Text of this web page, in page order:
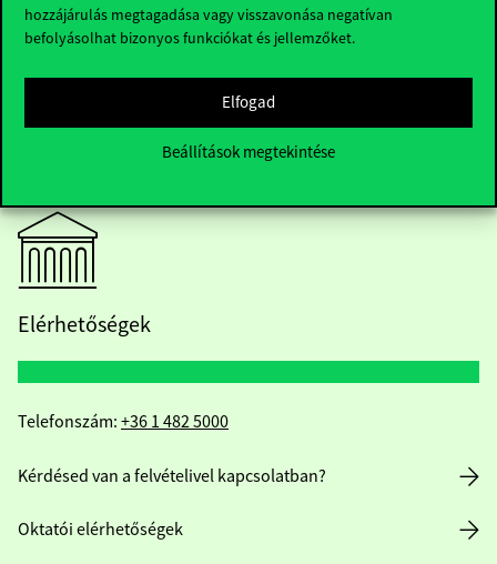
hozzájárulás megtagadása vagy visszavonása negatívan
befolyásolhat bizonyos funkciókat és jellemzőket.
Elfogad
Beállítások megtekintése
Elérhetőségek
Telefonszám: +36 1 482 5000
Kérdésed van a felvételivel kapcsolatban?
Oktatói elérhetőségek